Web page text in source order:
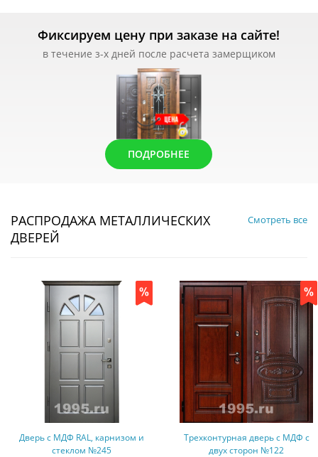
Фиксируем цену при заказе на сайте!
в течение з-х дней после расчета замерщиком
ПОДРОБНЕЕ
РАСПРОДАЖА МЕТАЛЛИЧЕСКИХ
ДВЕРЕЙ
Смотреть все
Трехконтурная дверь с МДФ с
двух сторон №122
Входная группа с МДФ, стеклом и
вертикальной ручкой №233